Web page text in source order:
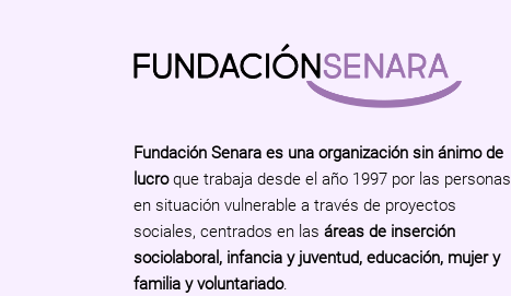
Fundación Senara es una organización sin ánimo de
lucroque trabaja desde el año 1997 por las personas
en situación vulnerable a través de proyectos
sociales, centrados en las áreas de inserción
sociolaboral, infancia y juventud, educación, mujer y
familia y voluntariado.